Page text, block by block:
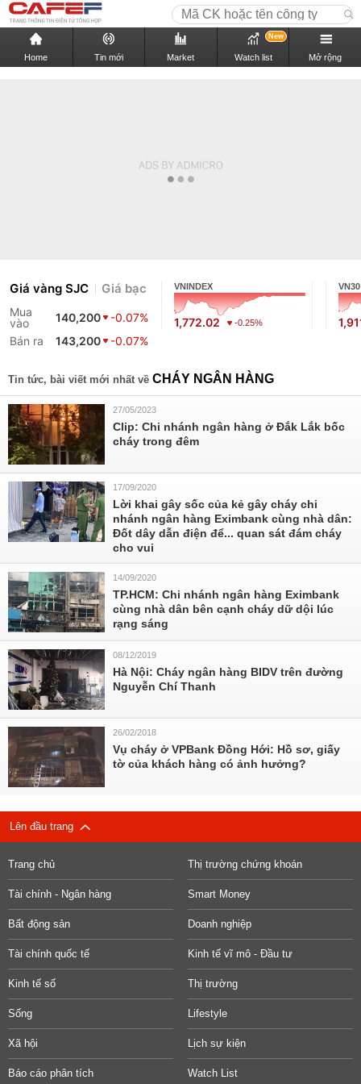
Home Tin mới Market Watch list
New
Mở rộng
Giá vàng SJC Giá bạc
Mua
vào
140,200
-0.07%
Bán ra
143,200 -0.07%
VNINDEX
1,772.02 -0.25%
VN30
Tin tức, bài viết mới nhất về CHÁY NGÂN HÀNG
27/05/2023
Clip: Chi nhánh ngân hàng ở Đắk Lắk bốc
cháy trong đêm
17/09/2020
Lời khai gây sốc của kẻ gây cháy chi
nhánh ngân hàng Eximbank cùng nhà dân:
Đốt dây dẫn điện để... quan sát đám cháy
cho vui
14/09/2020
TP.HCM: Chi nhánh ngân hàng Eximbank
cùng nhà dân bên cạnh cháy dữ dội lúc
rạng sáng
08/12/2019
Hà Nội: Cháy ngân hàng BIDV trên đường
Nguyễn Chí Thanh
26/02/2018
Vụ cháy ở VPBank Đồng Hới: Hồ sơ, giấy
tờ của khách hàng có ảnh hưởng?
Lên đầu trang
Trang chủ Thị trường chứng khoán
Tài chính - Ngân hàng Smart Money
Bất động sản Doanh nghiệp
Tài chính quốc tế Kinh tế vĩ mô - Đầu tư
Kinh tế số Thị trường
Sống Lifestyle
Xã hội Lịch sự kiện
Báo cáo phân tích Watch List